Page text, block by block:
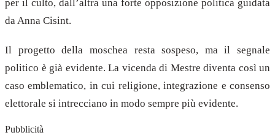
per il culto, dall’altra una forte opposizione politica guidata
da Anna Cisint.
Il progetto della moschea resta sospeso, ma il segnale
politico è già evidente. La vicenda di Mestre diventa così un
caso emblematico, in cui religione, integrazione e consenso
elettorale si intrecciano in modo sempre più evidente.
Pubblicità